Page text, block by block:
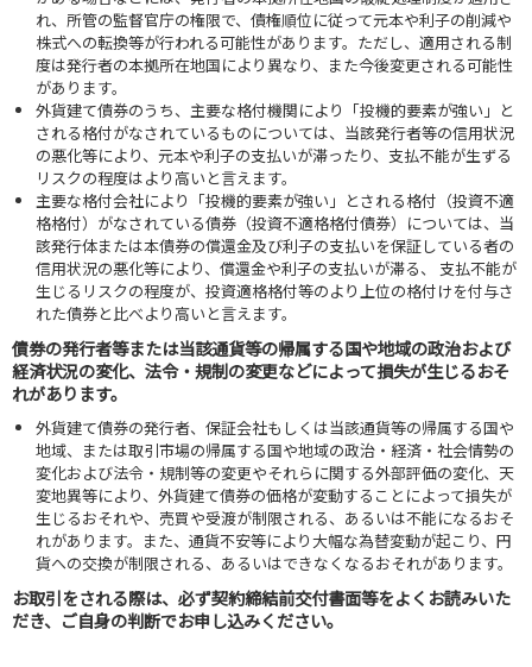
れ、所管の監督官庁の権限で、債権順位に従って元本や利子の削減や
株式への転換等が行われる可能性があります。ただし、適用される制
度は発行者の本拠所在地国により異なり、また今後変更される可能性
があります。
外貨建て債券のうち、主要な格付機関により「投機的要素が強い」と
される格付がなされているものについては、当該発行者等の信用状況
の悪化等により、元本や利子の支払いが滞ったり、支払不能が生ずる
リスクの程度はより高いと言えます。
主要な格付会社により「投機的要素が強い」とされる格付（投資不適
格格付）がなされている債券（投資不適格格付債券）については、当
該発行体または本債券の償還金及び利子の支払いを保証している者の
信用状況の悪化等により、償還金や利子の支払いが滞る、 支払不能が
生じるリスクの程度が、投資適格格付等のより上位の格付けを付与さ
れた債券と比べより高いと言えます。
債券の発行者等または当該通貨等の帰属する国や地域の政治および
経済状況の変化、法令・規制の変更などによって損失が生じるおそ
れがあります。
外貨建て債券の発行者、保証会社もしくは当該通貨等の帰属する国や
地域、または取引市場の帰属する国や地域の政治・経済・社会情勢の
変化および法令・規制等の変更やそれらに関する外部評価の変化、天
変地異等により、外貨建て債券の価格が変動することによって損失が
生じるおそれや、売買や受渡が制限される、あるいは不能になるおそ
れがあります。また、通貨不安等により大幅な為替変動が起こり、円
貨への交換が制限される、あるいはできなくなるおそれがあります。
お取引をされる際は、必ず契約締結前交付書面等をよくお読みいた
だき、ご自身の判断でお申し込みください。